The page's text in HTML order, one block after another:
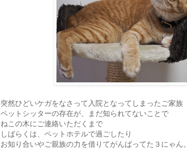
突然ひどいケガをなさって入院となってしまったご家族
ペットシッターの存在が、まだ知られてないことで
ねこの木にご連絡いただくまで
しばらくは、ペットホテルで過ごしたり
お知り合いやご親族の力を借りてがんばってた３にゃん。